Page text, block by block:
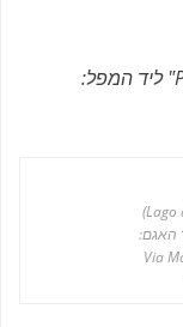
האגם:
Via